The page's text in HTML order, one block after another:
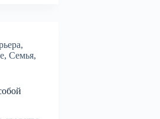
,
,Семья,